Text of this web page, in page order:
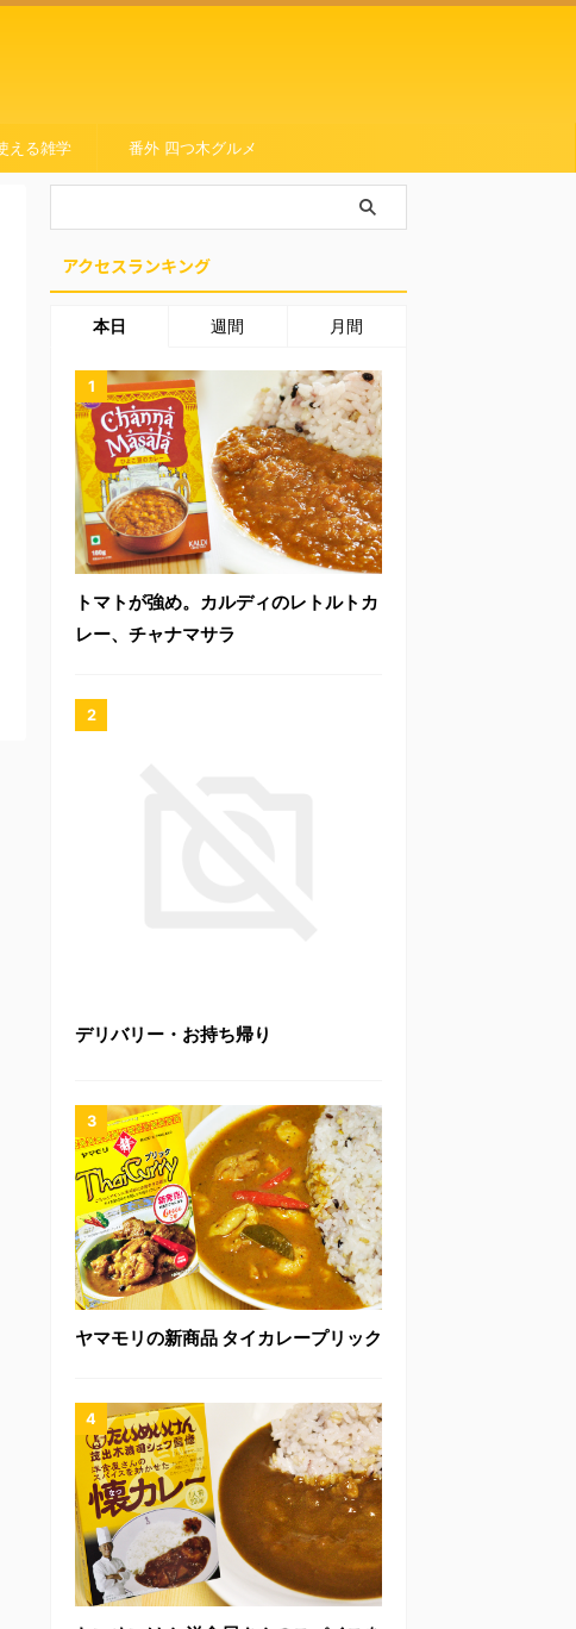
える雑学 番外 四つ木グルメ
アクセスランキング
本日 週間 月間
トマトが強め。カルディのレトルトカ
レー、チャナマサラ
デリバリー・お持ち帰り
ヤマモリの新商品 タイカレープリック